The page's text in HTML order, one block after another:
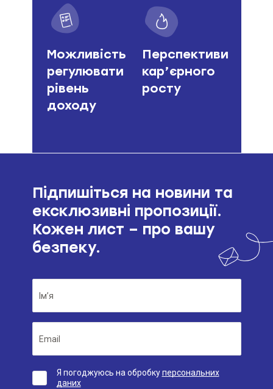
Можливість
регулювати
рівень
доходу
Перспективи
кар’єрного
росту
Підпишіться на новини та
ексклюзивні пропозиції.
Кожен лист – про вашу
безпеку.
Я погоджуюсь на обробкуперсональних
даних